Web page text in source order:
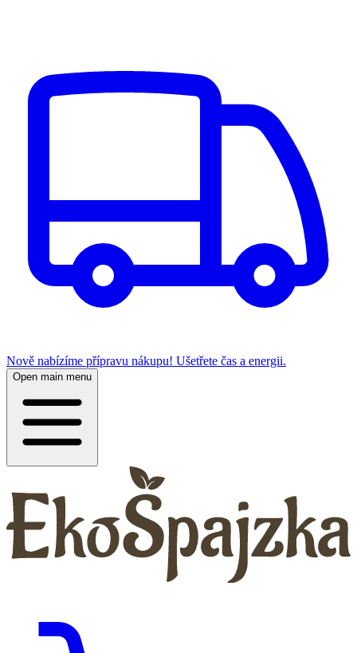
Nově nabízíme přípravu nákupu! Ušetřete čas a energii.
Open main menu